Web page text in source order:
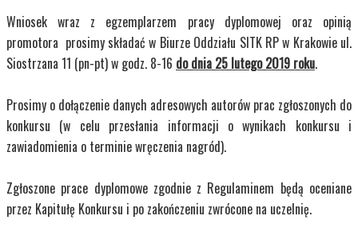
Wniosek wraz z egzemplarzem pracy dyplomowej oraz opinią
promotora prosimy składać w Biurze Oddziału SITK RP w Krakowie ul.
Siostrzana 11 (pn-pt) w godz. 8-16 do dnia 25 lutego 2019 roku.
Prosimy o dołączenie danych adresowych autorów prac zgłoszonych do
konkursu (w celu przesłania informacji o wynikach konkursu i
zawiadomienia o terminie wręczenia nagród).
Zgłoszone prace dyplomowe zgodnie z Regulaminem będą oceniane
przez Kapitułę Konkursu i po zakończeniu zwrócone na uczelnię.